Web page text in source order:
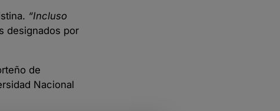
“Incluso
designados por
de
Nacional